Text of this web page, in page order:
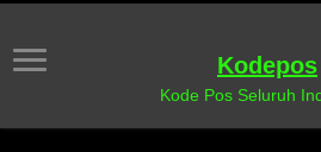
Kodepos
Kode Pos Seluruh